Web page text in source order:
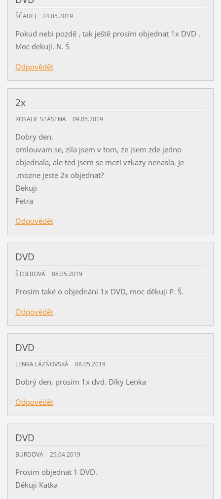
ŠČADEJ 24.05.2019
Pokud nebi pozdě , tak ještě prosím objednat 1x DVD .
Moc dekuji. N. Š
Odpovědět
2x
ROSALIE STASTNA 09.05.2019
Dobry den,
omlouvam se, zila jsem v tom, ze jsem zde jedno
objednala, ale ted jsem se mezi vzkazy nenasla. Je
,mozne jeste 2x objednat?
Dekuji
Petra
Odpovědět
DVD
ŠTOLBOVÁ 08.05.2019
Prosím také o objednání 1x DVD, moc děkuji P. Š.
Odpovědět
DVD
LENKA LÁZŇOVSKÁ 08.05.2019
Dobrý den, prosím 1x dvd. Díky Lenka
Odpovědět
DVD
BURDOVA 29.04.2019
Prosim objednat 1 DVD.
Děkuji Katka